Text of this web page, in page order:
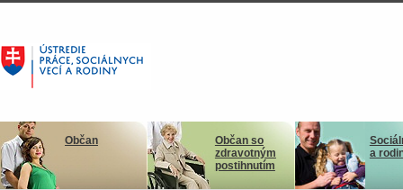
Občan
Občan so
zdravotným
postihnutím
a